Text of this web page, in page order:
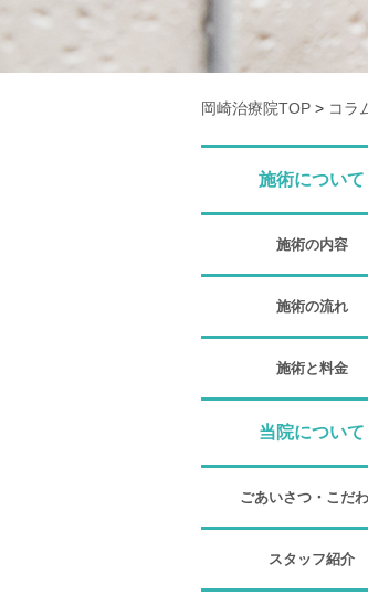
岡崎治療院TOP > コラ
施術について
施術の内容
施術の流れ
施術と料金
当院について
ごあいさつ・こだ
スタッフ紹介